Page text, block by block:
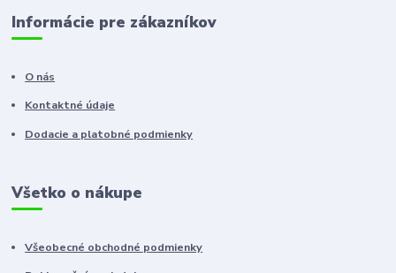
Informácie pre zákazníkov
O nás
Kontaktné údaje
Dodacie a platobné podmienky
Všetko o nákupe
Všeobecné obchodné podmienky